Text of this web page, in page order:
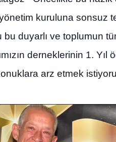
kuruluna sonsuz
bu duyarlı ve toplumun
derneklerinin 1.
arz etmek